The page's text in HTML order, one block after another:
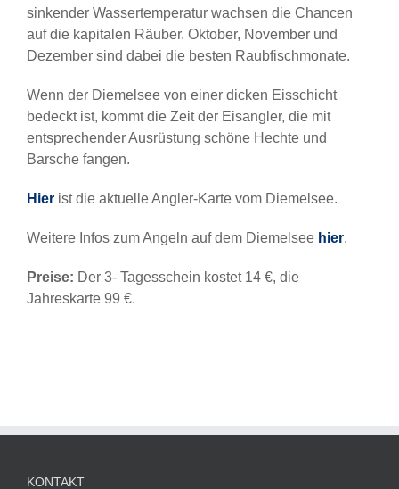
sinkender Wassertemperatur wachsen die Chancen
auf die kapitalen Räuber. Oktober, November und
Dezember sind dabei die besten Raubfischmonate.
Wenn der Diemelsee von einer dicken Eisschicht
bedeckt ist, kommt die Zeit der Eisangler, die mit
entsprechender Ausrüstung schöne Hechte und
Barsche fangen.
Hier ist die aktuelle Angler-Karte vom Diemelsee.
Weitere Infos zum Angeln auf dem Diemelsee hier.
Preise: Der 3- Tagesschein kostet 14 €, die
Jahreskarte 99 €.
KONTAKT